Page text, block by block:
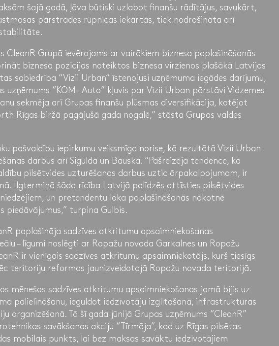
šajā gadā, ļāva būtiski uzlabot finanšu rādītājus, savukārt,
pārstrādes rūpnīcas iekārtās, tiek nodrošināta arī
CleanR Grupā ievērojams ar vairākiem biznesa paplašināšanās
biznesa pozīcijas noteiktos biznesa virzienos plašākā Latvijas
sabiedrība “Vizii Urban” īstenojusi uzņēmuma iegādes darījumu,
uzņēmums “KOM- Auto” kļuvis par Vizii Urban pārstāvi Vidzemes
sekmēja arī Grupas finanšu plūsmas diversifikācija, kotējot
Rīgas biržā pagājušā gada nogalē,” stāsta Grupas valdes
pašvaldību iepirkumu veiksmīga norise, kā rezultātā Vizii Urban
darbus arī Siguldā un Bauskā. “Pašreizējā tendence, ka
pilsētvides uzturēšanas darbus uztic ārpakalpojumam, ir
Ilgtermiņā šāda rīcība Latvijā palīdzēs attīsties pilsētvides
un pretendentu loka paplašināšanās nākotnē
piedāvājumus,” turpina Gulbis.
paplašināja sadzīves atkritumu apsaimniekošanas
– līgumi noslēgti ar Ropažu novada Garkalnes un Ropažu
ir vienīgais sadzīves atkritumu apsaimniekotājs, kurš tiesīgs
teritoriju reformas jaunizveidotajā Ropažu novada teritorijā.
mēnešos sadzīves atkritumu apsaimniekošanas jomā bijis uz
palielināšanu, ieguldot iedzīvotāju izglītošanā, infrastruktūras
organizēšanā. Tā šī gada jūnijā Grupas uzņēmums “CleanR”
savākšanas akciju “Tīrmāja”, kad uz Rīgas pilsētas
mobilais punkts, lai bez maksas savāktu iedzīvotājiem